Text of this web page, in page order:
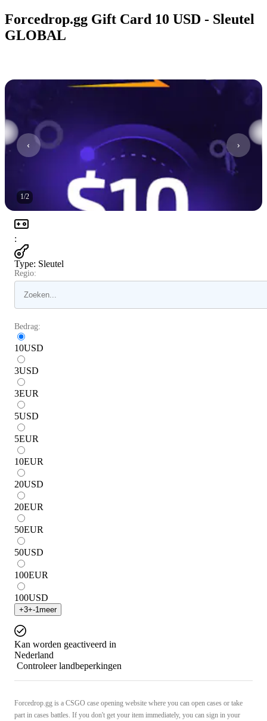
Forcedrop.gg Gift Card 10 USD - Sleutel
GLOBAL
1/2
:
Type: Sleutel
Regio:
Bedrag:
10USD
3USD
3EUR
5USD
5EUR
10EUR
20USD
20EUR
50EUR
50USD
100EUR
100USD
+3+-1 meer
Kan worden geactiveerd in
Nederland
Controleer landbeperkingen
Forcedrop.gg is a CSGO case opening website where you can open cases or take
part in cases battles. If you don't get your item immediately, you can sign in your